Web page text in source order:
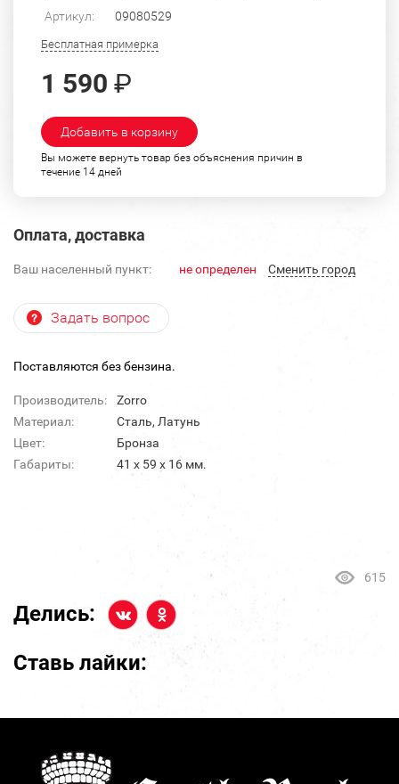
Артикул: 09080529
Бесплатная примерка
1 590 ₽
Добавить в корзину
Вы можете вернуть товар без объяснения причин в
течение 14 дней
Оплата, доставка
Ваш населенный пункт: не определен Cменить город
Задать вопрос
Поставляются без бензина.
Производитель:
Zorro
Материал:
Сталь, Латунь
Цвет:
Бронза
Габариты:
41 х 59 х 16 мм.
615
Делись:
Ставь лайки: